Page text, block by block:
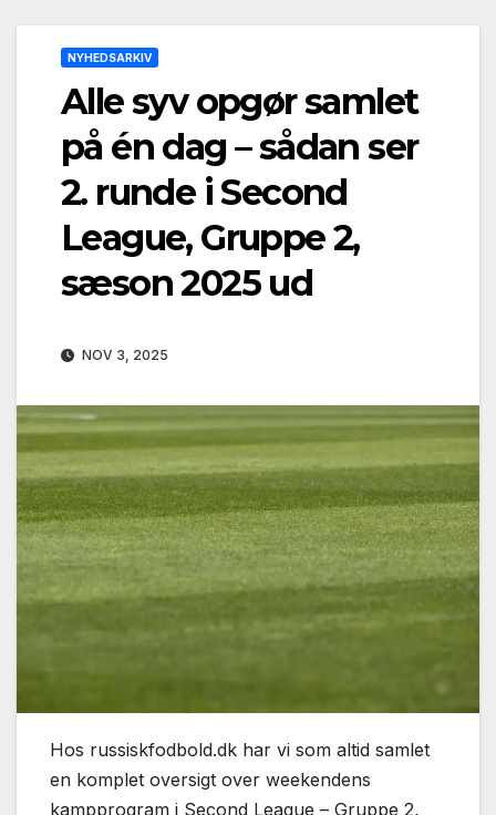
NYHEDSARKIV
Alle syv opgør samlet
på én dag – sådan ser
2. runde i Second
League, Gruppe 2,
sæson 2025 ud
NOV 3, 2025
Hos russiskfodbold.dk har vi som altid samlet
en komplet oversigt over weekendens
kampprogram i Second League – Gruppe 2,